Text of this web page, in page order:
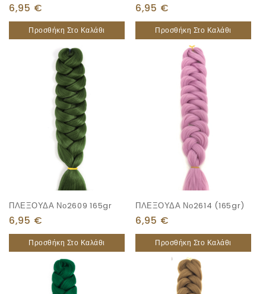
6,95 €
Προσθήκη Στο Καλάθι
6,95 €
Προσθήκη Στο Καλάθι
ΠΛΕΞΟΥΔΑ Νο2609 165gr
6,95 €
Προσθήκη Στο Καλάθι
ΠΛΕΞΟΥΔΑ Νο2614 (165gr)
6,95 €
Προσθήκη Στο Καλάθι